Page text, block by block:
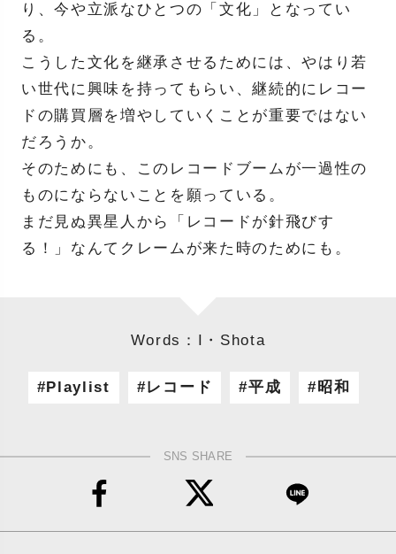
り、今や立派なひとつの「文化」となってい
る。
こうした文化を継承させるためには、やはり若
い世代に興味を持ってもらい、継続的にレコー
ドの購買層を増やしていくことが重要ではない
だろうか。
そのためにも、このレコードブームが一過性の
ものにならないことを願っている。
まだ見ぬ異星人から「レコードが針飛びす
る！」なんてクレームが来た時のためにも。
Words：I・Shota
Playlist レコード 平成 昭和
SNS SHARE